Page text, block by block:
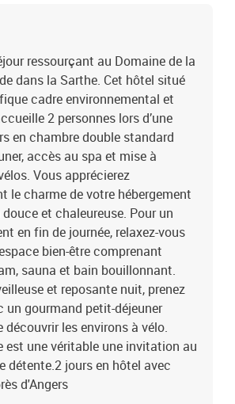
ressourçant au Domaine de la
dans la Sarthe. Cet hôtel situé
cadre environnemental et
2 personnes lors d’une
en chambre double standard
accès au spa et mise à
Vous apprécierez
le charme de votre hébergement
et chaleureuse. Pour un
en fin de journée, relaxez-vous
bien-être comprenant
sauna et bain bouillonnant.
et reposante nuit, prenez
un gourmand petit-déjeuner
les environs à vélo.
est une véritable une invitation au
détente.2 jours en hôtel avec
d'Angers